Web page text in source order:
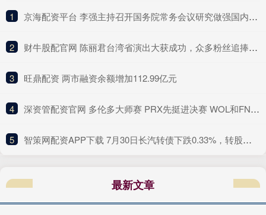
1 ​京海配资平台 李强主持召开国务院常务会议研究做强国内大循环重点政策举措落实工作等
2 ​财牛股配官网 陈丽君台湾省演出大获成功，众多粉丝追捧场面热闹，陈丽君太可爱
3 ​旺鼎配资 两市融资余额增加112.99亿元
4 ​深资管配资官网 多伦多大师赛 PRX先挺进决赛 WOL和FNC将争夺最后一个名额_比分_双方_胜利
5 ​智策网配资APP下载 7月30日长汽转债下跌0.33%，转股溢价率101.65%
最新文章